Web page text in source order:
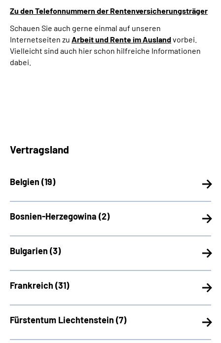
Zu den Telefonnummern der Rentenversicherungsträger
Schauen Sie auch gerne einmal auf unseren
Internetseiten zu Arbeit und Rente im Auslandvorbei.
Vielleicht sind auch hier schon hilfreiche Informationen
dabei.
Vertragsland
Belgien (19)
Bosnien-Herzegowina (2)
Bulgarien (3)
Frankreich (31)
Fürstentum Liechtenstein (7)